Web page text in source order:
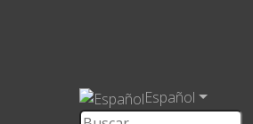
Español